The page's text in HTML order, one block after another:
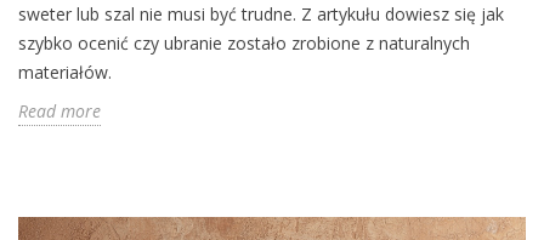
sweter lub szal nie musi być trudne. Z artykułu dowiesz się jak
szybko ocenić czy ubranie zostało zrobione z naturalnych
materiałów.
Read more